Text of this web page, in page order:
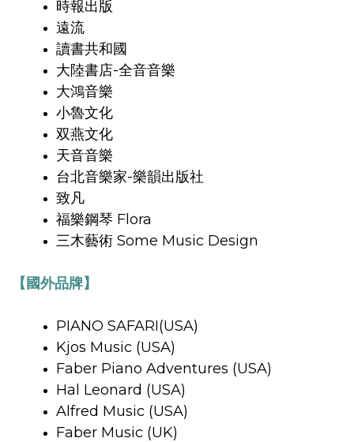
時報出版
遠流
讀書共和國
大陸書店-全音音樂
大鴻音樂
小魯文化
双燕文化
天音音樂
台北音樂家-樂韻出版社
致凡
福樂鋼琴 Flora
三木藝術 Some Music Design
【國外品牌】
PIANO SAFARI(USA)
Kjos Music (USA)
Faber Piano Adventures (USA)
Hal Leonard (USA)
Alfred Music (USA)
Faber Music (UK)